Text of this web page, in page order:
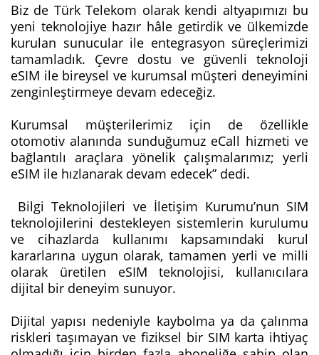
Biz de Türk Telekom olarak kendi altyapımızı bu
yeni teknolojiye hazır hâle getirdik ve ülkemizde
kurulan sunucular ile entegrasyon süreçlerimizi
tamamladık. Çevre dostu ve güvenli teknoloji
eSIM ile bireysel ve kurumsal müşteri deneyimini
zenginleştirmeye devam edeceğiz.
Kurumsal müşterilerimiz için de özellikle
otomotiv alanında sunduğumuz eCall hizmeti ve
bağlantılı araçlara yönelik çalışmalarımız; yerli
eSIM ile hızlanarak devam edecek” dedi.
Bilgi Teknolojileri ve İletişim Kurumu’nun SIM
teknolojilerini destekleyen sistemlerin kurulumu
ve cihazlarda kullanımı kapsamındaki kurul
kararlarına uygun olarak, tamamen yerli ve milli
olarak üretilen eSIM teknolojisi, kullanıcılara
dijital bir deneyim sunuyor.
Dijital yapısı nedeniyle kaybolma ya da çalınma
riskleri taşımayan ve fiziksel bir SIM karta ihtiyaç